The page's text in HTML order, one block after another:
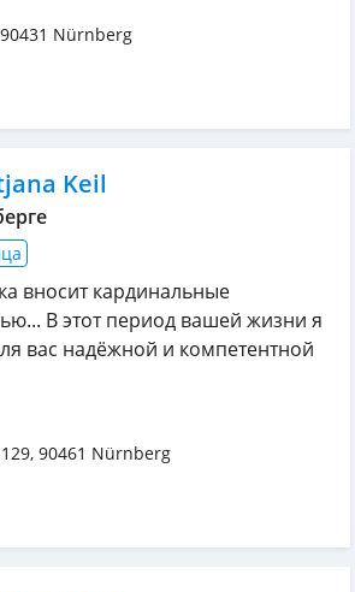
90431 Nürnberg
Keil
вносит кардинальные
В этот период вашей жизни я
вас надёжной и компетентной
, 90461 Nürnberg